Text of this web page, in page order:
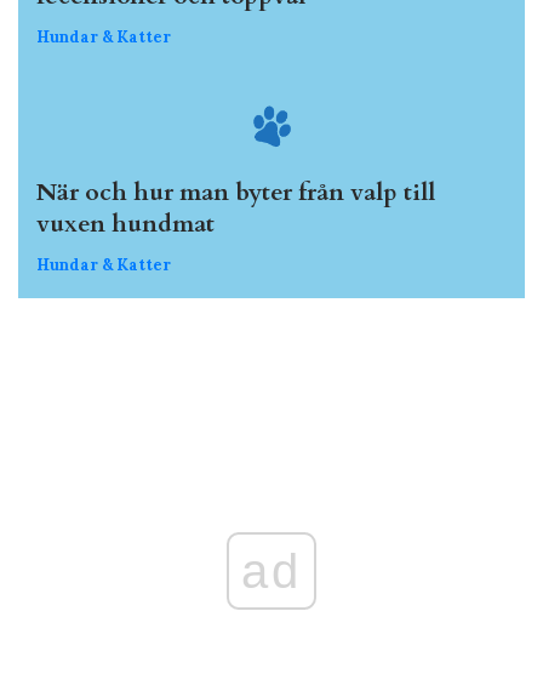
Hundar & Katter
När och hur man byter från valp till
vuxen hundmat
Hundar & Katter
ad